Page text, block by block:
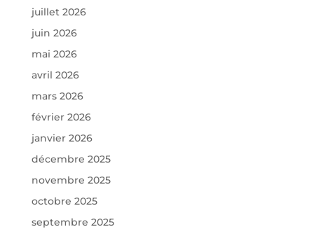
juillet 2026
juin 2026
mai 2026
avril 2026
mars 2026
février 2026
janvier 2026
décembre 2025
novembre 2025
octobre 2025
septembre 2025